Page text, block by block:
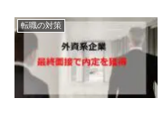
転職の対策